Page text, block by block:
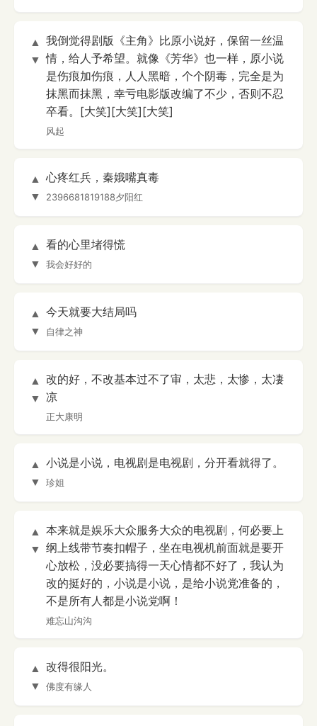
▲
▼
我倒觉得剧版《主角》比原小说好，保留一丝温
情，给人予希望。就像《芳华》也一样，原小说
是伤痕加伤痕，人人黑暗，个个阴毒，完全是为
抹黑而抹黑，幸亏电影版改编了不少，否则不忍
卒看。[大笑][大笑][大笑]
风起
▲
▼
心疼红兵，秦娥嘴真毒
2396681819188夕阳红
▲
▼
看的心里堵得慌
我会好好的
▲
▼
今天就要大结局吗
自律之神
▲
▼
改的好，不改基本过不了审，太悲，太惨，太凄
凉
正大康明
▲
▼
小说是小说，电视剧是电视剧，分开看就得了。
珍姐
▲
▼
本来就是娱乐大众服务大众的电视剧，何必要上
纲上线带节奏扣帽子，坐在电视机前面就是要开
心放松，没必要搞得一天心情都不好了，我认为
改的挺好的，小说是小说，是给小说党准备的，
不是所有人都是小说党啊！
难忘山沟沟
▲
▼
改得很阳光。
佛度有缘人